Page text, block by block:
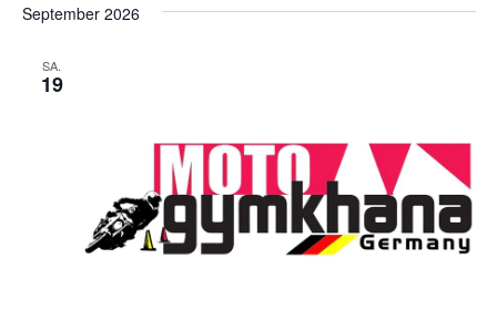
September 2026
SA.
19